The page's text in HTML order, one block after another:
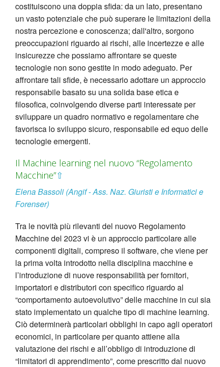
costituiscono una doppia sfida: da un lato, presentano
un vasto potenziale che può superare le limitazioni della
nostra percezione e conoscenza; dall'altro, sorgono
preoccupazioni riguardo ai rischi, alle incertezze e alle
insicurezze che possiamo affrontare se queste
tecnologie non sono gestite in modo adeguato. Per
affrontare tali sfide, è necessario adottare un approccio
responsabile basato su una solida base etica e
filosofica, coinvolgendo diverse parti interessate per
sviluppare un quadro normativo e regolamentare che
favorisca lo sviluppo sicuro, responsabile ed equo delle
tecnologie emergenti.
Il Machine learning nel nuovo “Regolamento
Macchine”⇧
Elena Bassoli (Angif - Ass. Naz. Giuristi e Informatici e
Forenser)
Tra le novità più rilevanti del nuovo Regolamento
Macchine del 2023 vi è un approccio particolare alle
componenti digitali, compreso il software, che viene per
la prima volta introdotto nella disciplina macchine e
l’introduzione di nuove responsabilità per fornitori,
importatori e distributori con specifico riguardo al
“comportamento autoevolutivo” delle macchine in cui sia
stato implementato un qualche tipo di machine learning.
Ciò determinerà particolari obblighi in capo agli operatori
economici, in particolare per quanto attiene alla
valutazione dei rischi e all’obbligo di introduzione di
“limitatori di apprendimento”, come prescritto dal nuovo